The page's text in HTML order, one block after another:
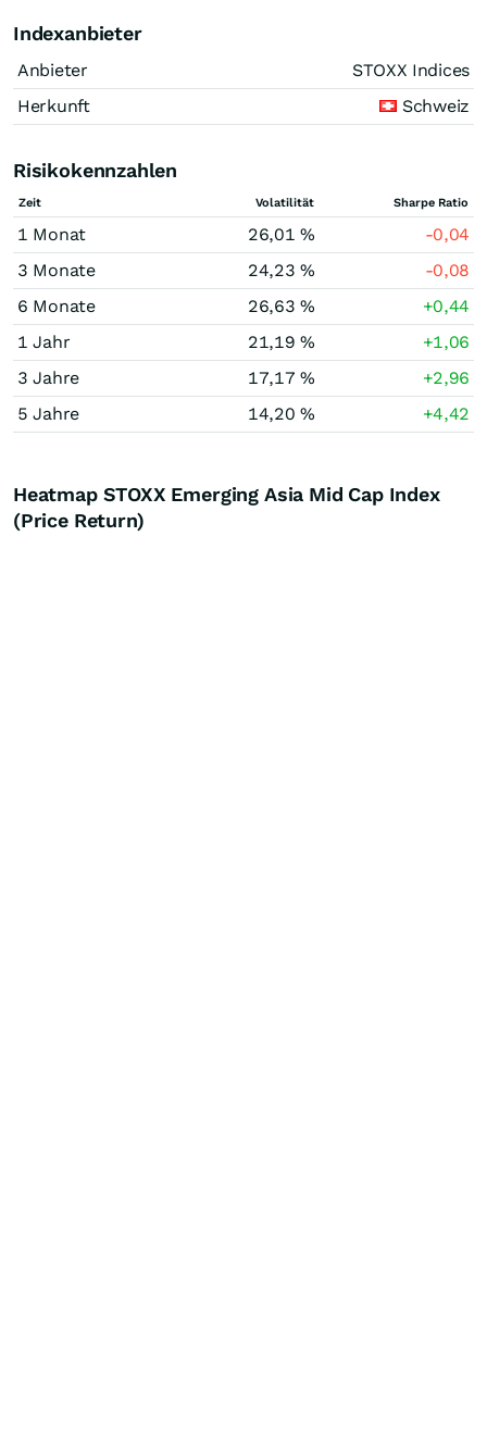
Indexanbieter
Anbieter
STOXX Indices
Herkunft
Schweiz
Risikokennzahlen
Zeit Volatilität Sharpe Ratio
1 Monat 26,01 %
-0,04
3 Monate
24,23 %
-0,08
6 Monate
26,63 %
+0,44
1 Jahr
21,19 %
+1,06
3 Jahre
17,17 %
+2,96
5 Jahre
14,20 % +4,42
Heatmap STOXX Emerging Asia Mid Cap Index
(Price Return)